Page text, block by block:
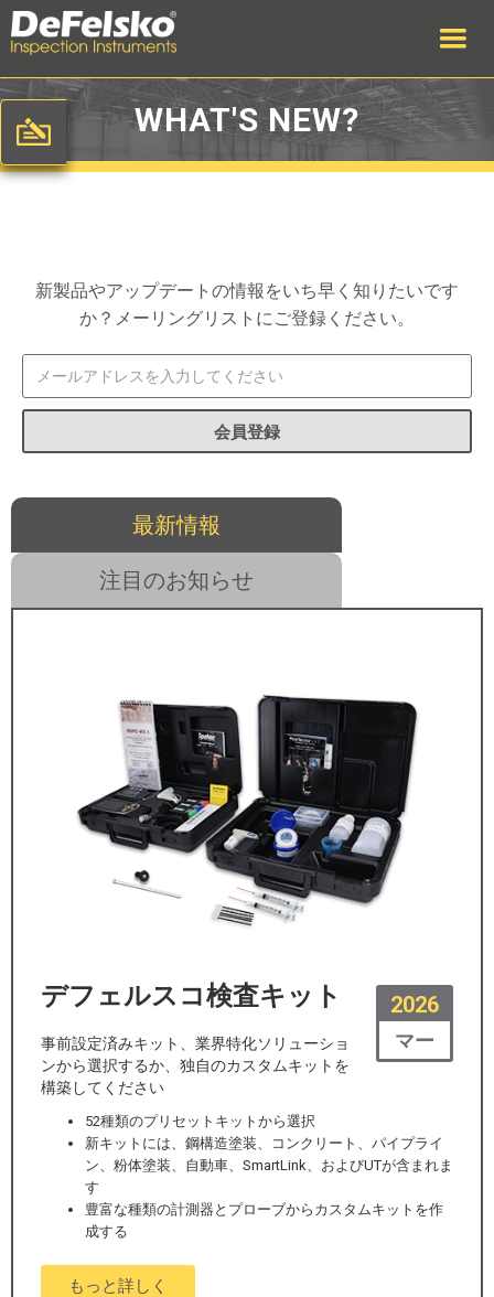
WHAT'S NEW?
新製品やアップデートの情報をいち早く知りたいです
か？メーリングリストにご登録ください。
最新情報
注目のお知らせ
2026
マー
デフェルスコ検査キット
事前設定済みキット、業界特化ソリューショ
ンから選択するか、独自のカスタムキットを
構築してください
52種類のプリセットキットから選択
新キットには、鋼構造塗装、コンクリート、パイプライ
ン、粉体塗装、自動車、SmartLink、およびUTが含まれま
す
豊富な種類の計測器とプローブからカスタムキットを作
成する
もっと詳しく